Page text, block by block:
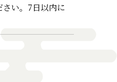
い。7日以内に